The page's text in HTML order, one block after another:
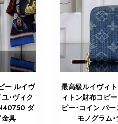
ー ルイヴ
･ヴィク
ダ
金具
最高級ルイヴィ
ィトン財布コピ
ピー･コイン パ
モノグラム